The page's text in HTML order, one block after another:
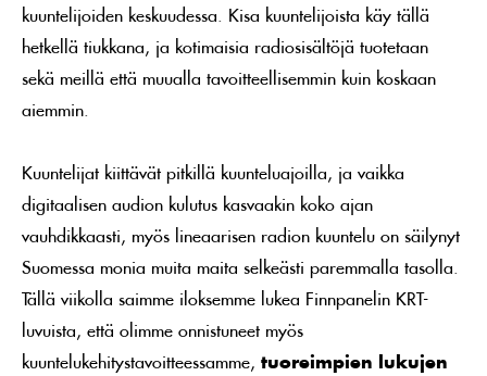
kuuntelijoiden keskuudessa. Kisa kuuntelijoista käy tällä
hetkellä tiukkana, ja kotimaisia radiosisältöjä tuotetaan
sekä meillä että muualla tavoitteellisemmin kuin koskaan
aiemmin.
Kuuntelijat kiittävät pitkillä kuunteluajoilla, ja vaikka
digitaalisen audion kulutus kasvaakin koko ajan
vauhdikkaasti, myös lineaarisen radion kuuntelu on säilynyt
Suomessa monia muita maita selkeästi paremmalla tasolla.
Tällä viikolla saimme iloksemme lukea Finnpanelin KRT-
luvuista, että olimme onnistuneet myös
kuuntelukehitystavoitteessamme, tuoreimpien lukujen